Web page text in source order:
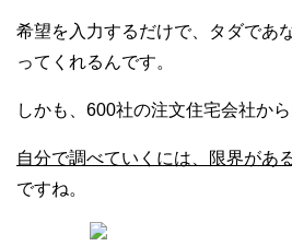
希望を入力するだけで、タダであ
ってくれるんです。
しかも、600社の注文住宅会社か
自分で調べていくには、限界があ
ですね。